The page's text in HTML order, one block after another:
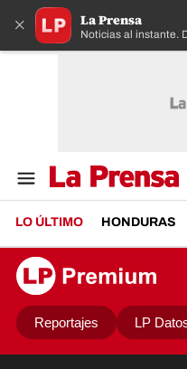
× La Prensa
Noticias al instante.
LO ÚLTIMO HONDURAS
Reportajes LP